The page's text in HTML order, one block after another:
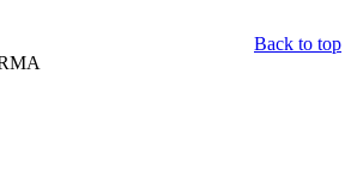
Back to top